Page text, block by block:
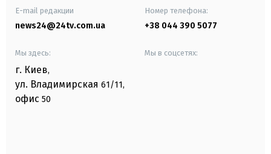
E-mail редакции
news24@24tv.com.ua
Номер телефона:
+38 044 390 5077
Мы здесь:
г. Киев,
ул. Владимирская 61/11,
офис 50
Мы в соцсетях: